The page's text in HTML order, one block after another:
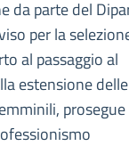
da parte del
per la
al passaggio al
estensione
prosegue